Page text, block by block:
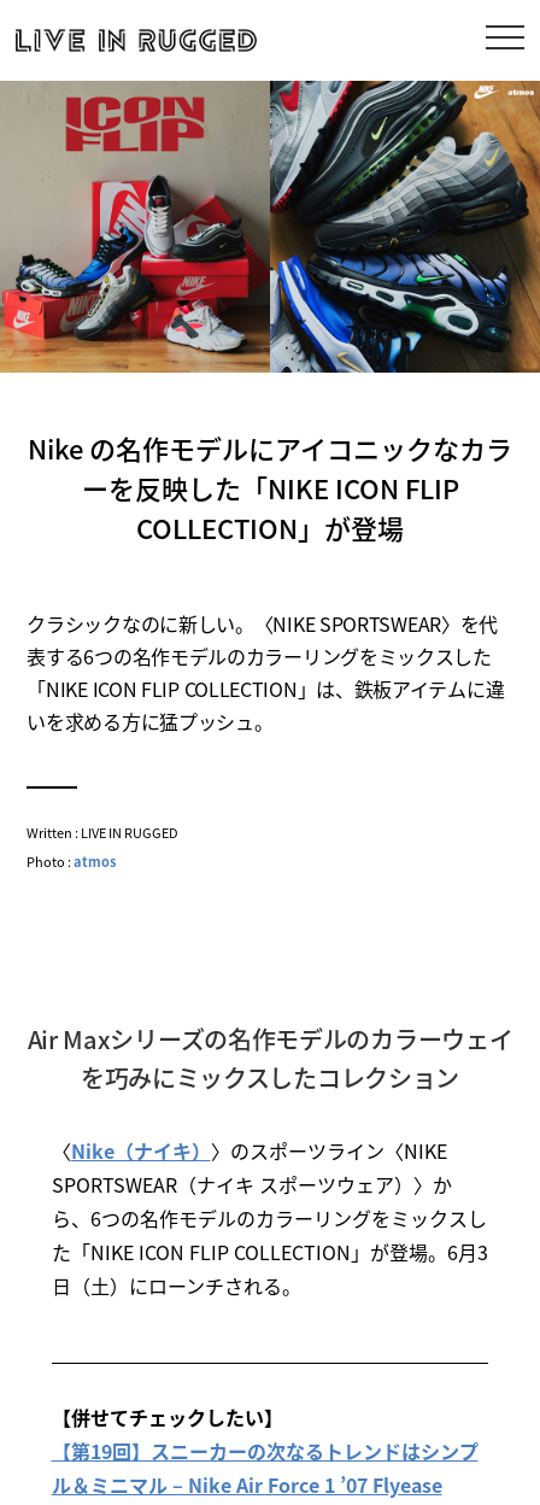
Nike の名作モデルにアイコニックなカラ
ーを反映した「NIKE ICON FLIP
COLLECTION」が登場
クラシックなのに新しい。〈NIKE SPORTSWEAR〉を代
表する6つの名作モデルのカラーリングをミックスした
「NIKE ICON FLIP COLLECTION」は、鉄板アイテムに違
いを求める方に猛プッシュ。
Written : LIVE IN RUGGED
Photo :atmos
Air Maxシリーズの名作モデルのカラーウェイ
を巧みにミックスしたコレクション
〈Nike（ナイキ） 〉のスポーツライン〈NIKE
SPORTSWEAR（ナイキ スポーツウェア）〉か
ら、6つの名作モデルのカラーリングをミックスし
た「NIKE ICON FLIP COLLECTION」が登場。6月3
日（土）にローンチされる。
【併せてチェックしたい】
【第19回】スニーカーの次なるトレンドはシンプ
ル＆ミニマル – Nike Air Force 1 ’07 Flyease